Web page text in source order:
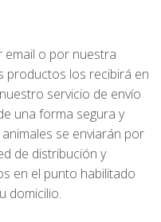
email o por nuestra
productos los recibirá en
servicio de envío
una forma segura y
se enviarán por
de distribución y
en el punto habilitado
domicilio.